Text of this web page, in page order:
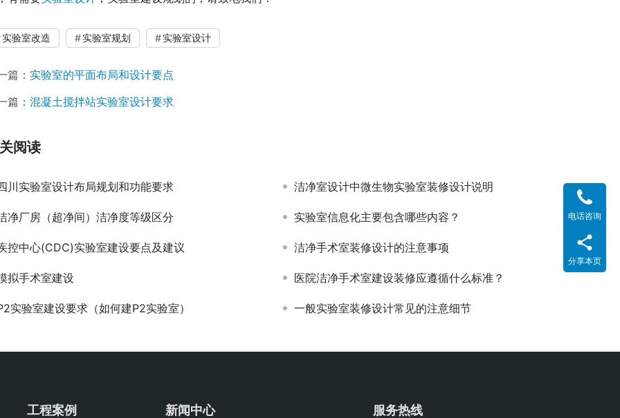
实验室改造 实验室规划 实验室设计
篇： 实验室的平面布局和设计要点
篇： 混凝土搅拌站实验室设计要求
阅读
川实验室设计布局规划和功能要求 洁净室设计中微生物实验室装修设计说明
净厂房（超净间）洁净度等级区分 实验室信息化主要包含哪些内容？
控中心(CDC)实验室建设要点及建议 洁净手术室装修设计的注意事项
拟手术室建设 医院洁净手术室建设装修应遵循什么标准？
实验室建设要求（如何建P2实验室） 一般实验室装修设计常见的注意细节
工程案例 新闻中心 服务热线
电话咨询
分享本页